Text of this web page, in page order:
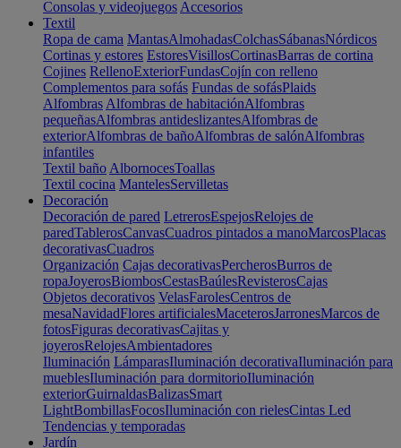
Consolas y videojuegos Accesorios
Textil
Ropa de cama MantasAlmohadasColchasSábanasNórdicos
Cortinas y estores EstoresVisillosCortinasBarras de cortina
Cojines RellenoExteriorFundasCojín con relleno
Complementos para sofás Fundas de sofásPlaids
Alfombras Alfombras de habitaciónAlfombras
pequeñasAlfombras antideslizantesAlfombras de
exteriorAlfombras de bañoAlfombras de salónAlfombras
infantiles
Textil baño AlbornocesToallas
Textil cocina MantelesServilletas
Decoración
Decoración de pared LetrerosEspejosRelojes de
paredTablerosCanvasCuadros pintados a manoMarcosPlacas
decorativasCuadros
Organización Cajas decorativasPercherosBurros de
ropaJoyerosBiombosCestasBaúlesRevisterosCajas
Objetos decorativos VelasFarolesCentros de
mesaNavidadFlores artificialesMaceterosJarronesMarcos de
fotosFiguras decorativasCajitas y
joyerosRelojesAmbientadores
Iluminación LámparasIluminación decorativaIluminación para
mueblesIluminación para dormitorioIluminación
exteriorGuirnaldasBalizasSmart
LightBombillasFocosIluminación con rielesCintas Led
Tendencias y temporadas
Jardín